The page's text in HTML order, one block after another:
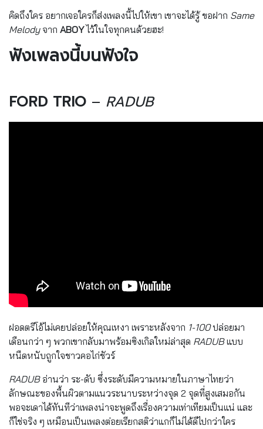
คิดถึงใคร อยากเจอใครก็ส่งเพลงนี้ไปให้เขา เขาจะได้รู้ ขอฝาก Same
Melodyจาก ABOYไว้ในใจทุกคนด้วยฮะ!
ฟังเพลงนี้บนฟังใจ
FORD TRIO – RADUB
ฝอดตรีโอ้ไม่เคยปล่อยให้คุณเหงา เพราะหลังจาก 1-100ปล่อยมา
เดือนกว่า ๆ พวกเขากลับมาพร้อมซิงเกิลใหม่ล่าสุด RADUBแบบ
หนืดหนับถูกใจชาวคอไก่ชัวร์
RADUB อ่านว่า ระ-ดับ ซึ่งระดับมีความหมายในภาษาไทยว่า
ลักษณะของพื้นผิวตามแนวระนาบระหว่างจุด 2 จุดที่สูงเสมอกัน
พอจะเดาได้ทันทีว่าเพลงน่าจะพูดถึงเรื่องความเท่าเทียมเป็นแน่ และ
ก็ใช่จริง ๆ เหมือนเป็นเพลงต่อยเรียกสติว่าแกก็ไม่ได้ดีไปกว่าใคร